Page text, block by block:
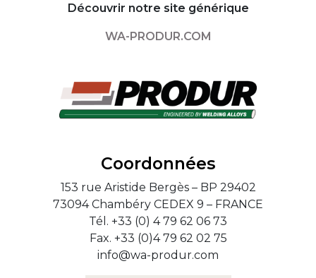
Découvrir notre site générique
WA-PRODUR.COM
Coordonnées
153 rue Aristide Bergès – BP 29402
73094 Chambéry CEDEX 9 – FRANCE
Tél. +33 (0) 4 79 62 06 73
Fax. +33 (0)4 79 62 02 75
info@wa-produr.com